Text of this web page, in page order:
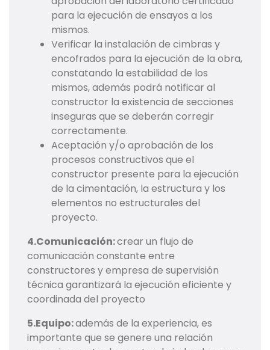
para la ejecución de ensayos a los
mismos.
Verificar la instalación de cimbras y
encofrados para la ejecución de la obra,
constatando la estabilidad de los
mismos, además podrá notificar al
constructor la existencia de secciones
inseguras que se deberán corregir
correctamente.
Aceptación y/o aprobación de los
procesos constructivos que el
constructor presente para la ejecución
de la cimentación, la estructura y los
elementos no estructurales del
proyecto.
4.Comunicación:crear un flujo de
comunicación constante entre
constructores y empresa de supervisión
técnica garantizará la ejecución eficiente y
coordinada del proyecto
5.Equipo:además de la experiencia, es
importante que se genere una relación